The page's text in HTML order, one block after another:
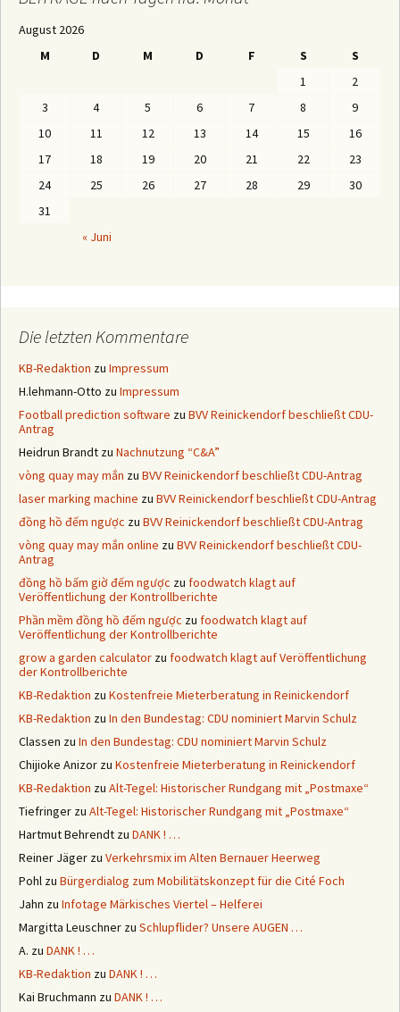
n
August 2026
M
D M D F S S
« Juni
1
2
3
4 5 6 7 8
9
10
11 12 13 14 15
16
17
18 19 20 21 22
23
24
25 26 27 28 29
30
31
Die letzten Kommentare
KB-Redaktion zu Impressum
H.lehmann-Otto zu Impressum
Football prediction software zu BVV Reinickendorf beschließt CDU-
Antrag
Heidrun Brandt zu Nachnutzung “C&A”
vòng quay may mắn zu BVV Reinickendorf beschließt CDU-Antrag
laser marking machine zu BVV Reinickendorf beschließt CDU-Antrag
đồng hồ đếm ngược zu BVV Reinickendorf beschließt CDU-Antrag
vòng quay may mắn online zu BVV Reinickendorf beschließt CDU-
Antrag
đồng hồ bấm giờ đếm ngược zu foodwatch klagt auf
Veröffentlichung der Kontrollberichte
Phần mềm đồng hồ đếm ngược zu foodwatch klagt auf
Veröffentlichung der Kontrollberichte
grow a garden calculator zu foodwatch klagt auf Veröffentlichung
der Kontrollberichte
KB-Redaktion zu Kostenfreie Mieterberatung in Reinickendorf
KB-Redaktion zu In den Bundestag: CDU nominiert Marvin Schulz
Classen zu In den Bundestag: CDU nominiert Marvin Schulz
Chijioke Anizor zu Kostenfreie Mieterberatung in Reinickendorf
KB-Redaktion zu Alt-Tegel: Historischer Rundgang mit „Postmaxe“
Tiefringer zu Alt-Tegel: Historischer Rundgang mit „Postmaxe“
Hartmut Behrendt zu DANK ! …
Reiner Jäger zu Verkehrsmix im Alten Bernauer Heerweg
Pohl zu Bürgerdialog zum Mobilitätskonzept für die Cité Foch
Jahn zu Infotage Märkisches Viertel – Helferei
Margitta Leuschner zu Schlupflider? Unsere AUGEN …
A. zu DANK ! …
KB-Redaktion zu DANK ! …
Kai Bruchmann zu DANK ! …